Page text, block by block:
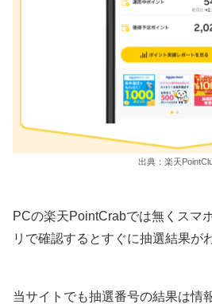
出典：楽天
PCの楽天PointCrabでは無くスマ
リで確認するとすぐに抽選結果が
当サイトでも抽選番号の結果は情